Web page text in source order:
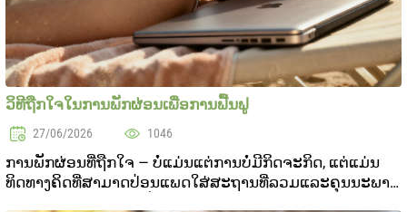
ວິທີຖືກໃຈໃນການພັກຜ່ອນເພື່ອການຟື້ນຟູ
27/06/2026 1046
ການພັກຜ່ອນທີ່ຖືກໃຈ — ບໍ່ແມ່ນແຕ່ການບໍ່ມີກິດຈະກິດ, ແຕ່ແມ່ນ
ທິດທາງຄິດທີ່ສາມາດປ່ອນແພດໃສ່ສະຖານທີ່ລວມແລະຄຸນນະພາບ